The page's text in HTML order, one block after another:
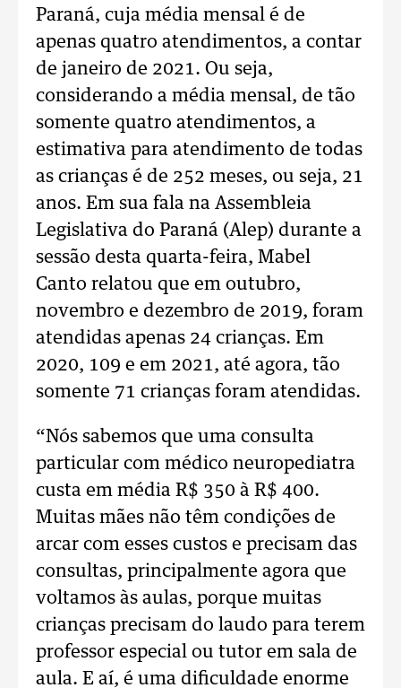
Paraná, cuja média mensal é de
apenas quatro atendimentos, a contar
de janeiro de 2021. Ou seja,
considerando a média mensal, de tão
somente quatro atendimentos, a
estimativa para atendimento de todas
as crianças é de 252 meses, ou seja, 21
anos. Em sua fala na Assembleia
Legislativa do Paraná (Alep) durante a
sessão desta quarta-feira, Mabel
Canto relatou que em outubro,
novembro e dezembro de 2019, foram
atendidas apenas 24 crianças. Em
2020, 109 e em 2021, até agora, tão
somente 71 crianças foram atendidas.
“Nós sabemos que uma consulta
particular com médico neuropediatra
custa em média R$ 350 à R$ 400.
Muitas mães não têm condições de
arcar com esses custos e precisam das
consultas, principalmente agora que
voltamos às aulas, porque muitas
crianças precisam do laudo para terem
professor especial ou tutor em sala de
aula. E aí, é uma dificuldade enorme